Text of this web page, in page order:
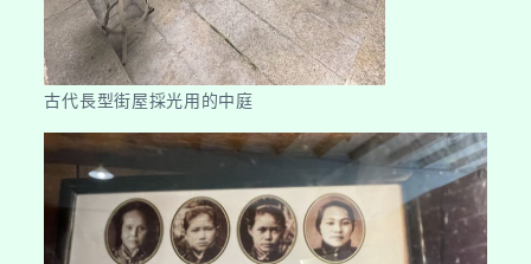
古代長型街屋採光用的中庭